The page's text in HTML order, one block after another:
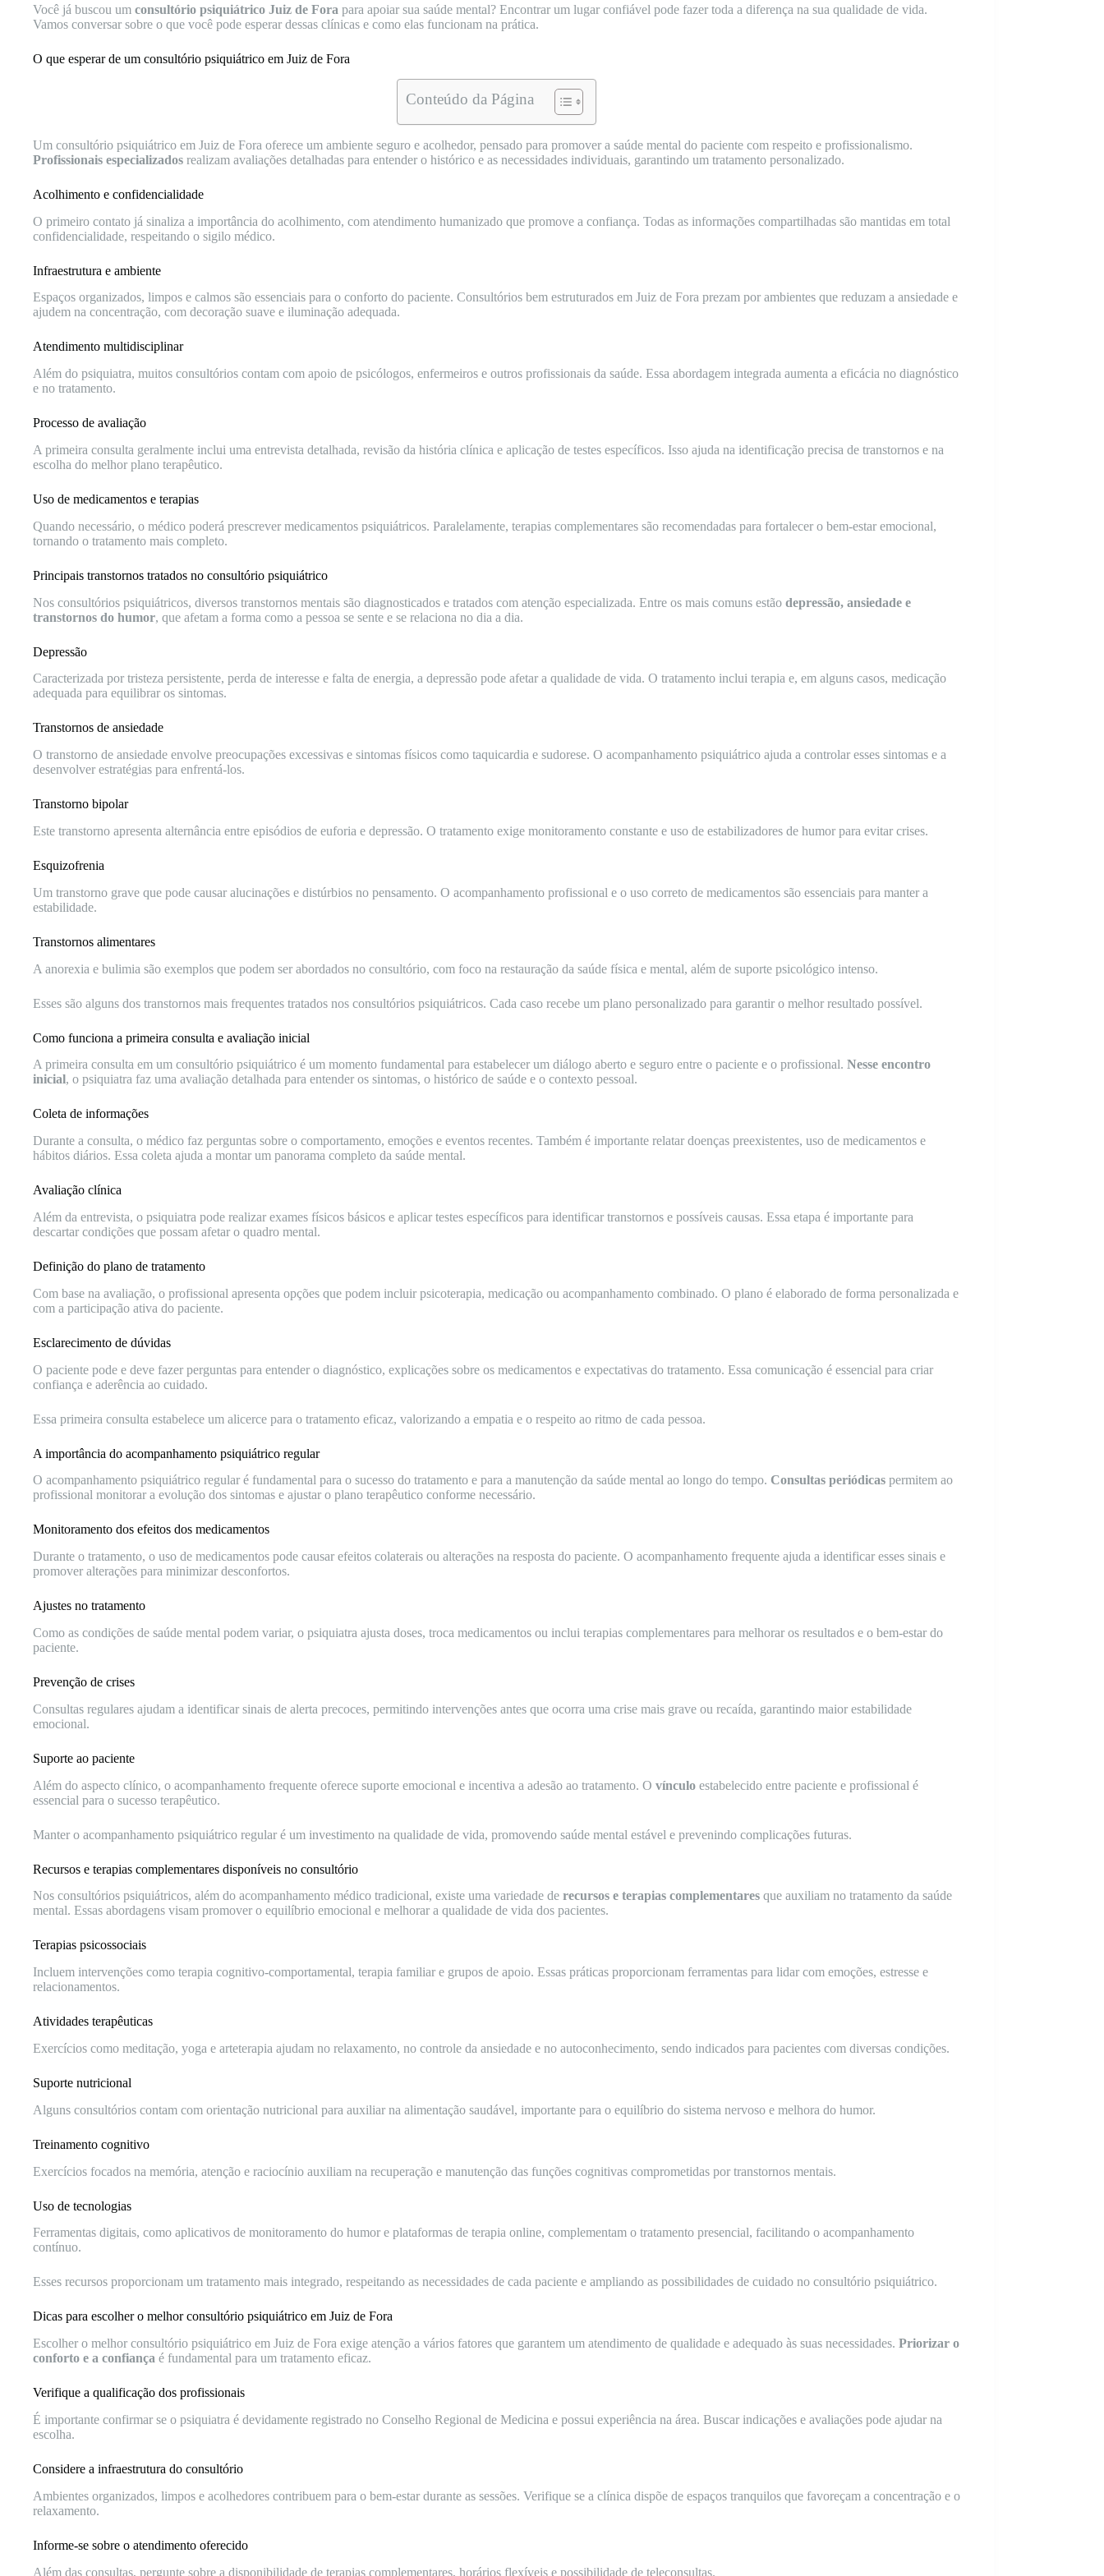
Você já buscou um consultório psiquiátrico Juiz de Fora para apoiar sua saúde mental? Encontrar um lugar confiável pode fazer toda a diferença na sua qualidade de vida.
Vamos conversar sobre o que você pode esperar dessas clínicas e como elas funcionam na prática.
O que esperar de um consultório psiquiátrico em Juiz de Fora
Conteúdo da Página
Um consultório psiquiátrico em Juiz de Fora oferece um ambiente seguro e acolhedor, pensado para promover a saúde mental do paciente com respeito e profissionalismo.
Profissionais especializados realizam avaliações detalhadas para entender o histórico e as necessidades individuais, garantindo um tratamento personalizado.
Acolhimento e confidencialidade
O primeiro contato já sinaliza a importância do acolhimento, com atendimento humanizado que promove a confiança. Todas as informações compartilhadas são mantidas em total
confidencialidade, respeitando o sigilo médico.
Infraestrutura e ambiente
Espaços organizados, limpos e calmos são essenciais para o conforto do paciente. Consultórios bem estruturados em Juiz de Fora prezam por ambientes que reduzam a ansiedade e
ajudem na concentração, com decoração suave e iluminação adequada.
Atendimento multidisciplinar
Além do psiquiatra, muitos consultórios contam com apoio de psicólogos, enfermeiros e outros profissionais da saúde. Essa abordagem integrada aumenta a eficácia no diagnóstico
e no tratamento.
Processo de avaliação
A primeira consulta geralmente inclui uma entrevista detalhada, revisão da história clínica e aplicação de testes específicos. Isso ajuda na identificação precisa de transtornos e na
escolha do melhor plano terapêutico.
Uso de medicamentos e terapias
Quando necessário, o médico poderá prescrever medicamentos psiquiátricos. Paralelamente, terapias complementares são recomendadas para fortalecer o bem-estar emocional,
tornando o tratamento mais completo.
Principais transtornos tratados no consultório psiquiátrico
Nos consultórios psiquiátricos, diversos transtornos mentais são diagnosticados e tratados com atenção especializada. Entre os mais comuns estão depressão, ansiedade e
transtornos do humor, que afetam a forma como a pessoa se sente e se relaciona no dia a dia.
Depressão
Caracterizada por tristeza persistente, perda de interesse e falta de energia, a depressão pode afetar a qualidade de vida. O tratamento inclui terapia e, em alguns casos, medicação
adequada para equilibrar os sintomas.
Transtornos de ansiedade
O transtorno de ansiedade envolve preocupações excessivas e sintomas físicos como taquicardia e sudorese. O acompanhamento psiquiátrico ajuda a controlar esses sintomas e a
desenvolver estratégias para enfrentá-los.
Transtorno bipolar
Este transtorno apresenta alternância entre episódios de euforia e depressão. O tratamento exige monitoramento constante e uso de estabilizadores de humor para evitar crises.
Esquizofrenia
Um transtorno grave que pode causar alucinações e distúrbios no pensamento. O acompanhamento profissional e o uso correto de medicamentos são essenciais para manter a
estabilidade.
Transtornos alimentares
A anorexia e bulimia são exemplos que podem ser abordados no consultório, com foco na restauração da saúde física e mental, além de suporte psicológico intenso.
Esses são alguns dos transtornos mais frequentes tratados nos consultórios psiquiátricos. Cada caso recebe um plano personalizado para garantir o melhor resultado possível.
Como funciona a primeira consulta e avaliação inicial
A primeira consulta em um consultório psiquiátrico é um momento fundamental para estabelecer um diálogo aberto e seguro entre o paciente e o profissional. Nesse encontro
inicial, o psiquiatra faz uma avaliação detalhada para entender os sintomas, o histórico de saúde e o contexto pessoal.
Coleta de informações
Durante a consulta, o médico faz perguntas sobre o comportamento, emoções e eventos recentes. Também é importante relatar doenças preexistentes, uso de medicamentos e
hábitos diários. Essa coleta ajuda a montar um panorama completo da saúde mental.
Avaliação clínica
Além da entrevista, o psiquiatra pode realizar exames físicos básicos e aplicar testes específicos para identificar transtornos e possíveis causas. Essa etapa é importante para
descartar condições que possam afetar o quadro mental.
Definição do plano de tratamento
Com base na avaliação, o profissional apresenta opções que podem incluir psicoterapia, medicação ou acompanhamento combinado. O plano é elaborado de forma personalizada e
com a participação ativa do paciente.
Esclarecimento de dúvidas
O paciente pode e deve fazer perguntas para entender o diagnóstico, explicações sobre os medicamentos e expectativas do tratamento. Essa comunicação é essencial para criar
confiança e aderência ao cuidado.
Essa primeira consulta estabelece um alicerce para o tratamento eficaz, valorizando a empatia e o respeito ao ritmo de cada pessoa.
A importância do acompanhamento psiquiátrico regular
O acompanhamento psiquiátrico regular é fundamental para o sucesso do tratamento e para a manutenção da saúde mental ao longo do tempo. Consultas periódicas permitem ao
profissional monitorar a evolução dos sintomas e ajustar o plano terapêutico conforme necessário.
Monitoramento dos efeitos dos medicamentos
Durante o tratamento, o uso de medicamentos pode causar efeitos colaterais ou alterações na resposta do paciente. O acompanhamento frequente ajuda a identificar esses sinais e
promover alterações para minimizar desconfortos.
Ajustes no tratamento
Como as condições de saúde mental podem variar, o psiquiatra ajusta doses, troca medicamentos ou inclui terapias complementares para melhorar os resultados e o bem-estar do
paciente.
Prevenção de crises
Consultas regulares ajudam a identificar sinais de alerta precoces, permitindo intervenções antes que ocorra uma crise mais grave ou recaída, garantindo maior estabilidade
emocional.
Suporte ao paciente
Além do aspecto clínico, o acompanhamento frequente oferece suporte emocional e incentiva a adesão ao tratamento. O vínculo estabelecido entre paciente e profissional é
essencial para o sucesso terapêutico.
Manter o acompanhamento psiquiátrico regular é um investimento na qualidade de vida, promovendo saúde mental estável e prevenindo complicações futuras.
Recursos e terapias complementares disponíveis no consultório
Nos consultórios psiquiátricos, além do acompanhamento médico tradicional, existe uma variedade de recursos e terapias complementares que auxiliam no tratamento da saúde
mental. Essas abordagens visam promover o equilíbrio emocional e melhorar a qualidade de vida dos pacientes.
Terapias psicossociais
Incluem intervenções como terapia cognitivo-comportamental, terapia familiar e grupos de apoio. Essas práticas proporcionam ferramentas para lidar com emoções, estresse e
relacionamentos.
Atividades terapêuticas
Exercícios como meditação, yoga e arteterapia ajudam no relaxamento, no controle da ansiedade e no autoconhecimento, sendo indicados para pacientes com diversas condições.
Suporte nutricional
Alguns consultórios contam com orientação nutricional para auxiliar na alimentação saudável, importante para o equilíbrio do sistema nervoso e melhora do humor.
Treinamento cognitivo
Exercícios focados na memória, atenção e raciocínio auxiliam na recuperação e manutenção das funções cognitivas comprometidas por transtornos mentais.
Uso de tecnologias
Ferramentas digitais, como aplicativos de monitoramento do humor e plataformas de terapia online, complementam o tratamento presencial, facilitando o acompanhamento
contínuo.
Esses recursos proporcionam um tratamento mais integrado, respeitando as necessidades de cada paciente e ampliando as possibilidades de cuidado no consultório psiquiátrico.
Dicas para escolher o melhor consultório psiquiátrico em Juiz de Fora
Escolher o melhor consultório psiquiátrico em Juiz de Fora exige atenção a vários fatores que garantem um atendimento de qualidade e adequado às suas necessidades. Priorizar o
conforto e a confiança é fundamental para um tratamento eficaz.
Verifique a qualificação dos profissionais
É importante confirmar se o psiquiatra é devidamente registrado no Conselho Regional de Medicina e possui experiência na área. Buscar indicações e avaliações pode ajudar na
escolha.
Considere a infraestrutura do consultório
Ambientes organizados, limpos e acolhedores contribuem para o bem-estar durante as sessões. Verifique se a clínica dispõe de espaços tranquilos que favoreçam a concentração e o
relaxamento.
Informe-se sobre o atendimento oferecido
Além das consultas, pergunte sobre a disponibilidade de terapias complementares, horários flexíveis e possibilidade de teleconsultas.